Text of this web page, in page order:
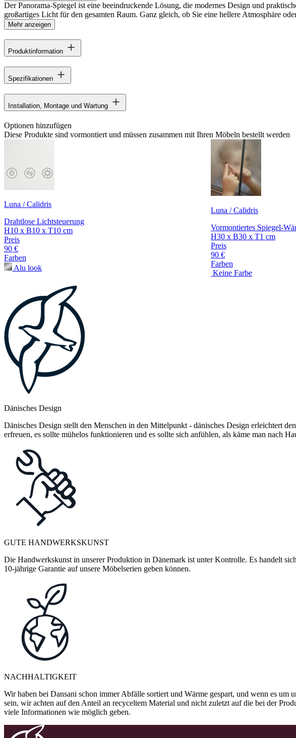
Der Panorama-Spiegel ist eine beeindruckende Lösung, die modernes Design und
großartiges Licht für den gesamten Raum. Ganz gleich, ob Sie eine hellere Atmosphäre
Mehr anzeigen
Produktinformation
Spezifikationen
Installation, Montage und Wartung
Optionen hinzufügen
Diese Produkte sind vormontiert und müssen zusammen mit Ihren Möbeln bestellt werden
Luna / Calidris
Drahtlose Lichtsteuerung
H10 x B10 x T10 cm
Preis
90 €
Farben
Alu look
Luna / Calidris
Vormontiertes Spiegel-
H30 x B30 x T1 cm
Preis
90 €
Farben
Keine Farbe
Dänisches Design
Dänisches Design stellt den Menschen in den Mittelpunkt - dänisches Design erleichtert
erfreuen, es sollte mühelos funktionieren und es sollte sich anfühlen, als käme man nach
GUTE HANDWERKSKUNST
Die Handwerkskunst in unserer Produktion in Dänemark ist unter Kontrolle. Es handelt
10-jährige Garantie auf unsere Möbelserien geben können.
NACHHALTIGKEIT
Wir haben bei Dansani schon immer Abfälle sortiert und Wärme gespart, und wenn es
sein, wir achten auf den Anteil an recyceltem Material und nicht zuletzt auf die bei der
viele Informationen wie möglich geben.